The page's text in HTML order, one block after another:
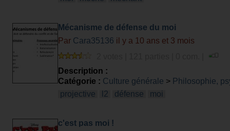
Mécanisme de défense du moi
Par Cara35136 il y a 10 ans et 3 mois
Description :
Catégorie : Culture générale > Philosophie,
projective
l2 défense moi
c'est pas moi !